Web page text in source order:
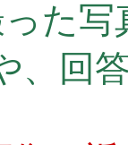
た
、回